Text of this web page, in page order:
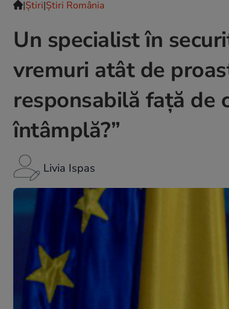
|Ştiri|Știri România
Un specialist în
vremuri atât de
responsabilă față de
întâmplă?”
Livia Ispas